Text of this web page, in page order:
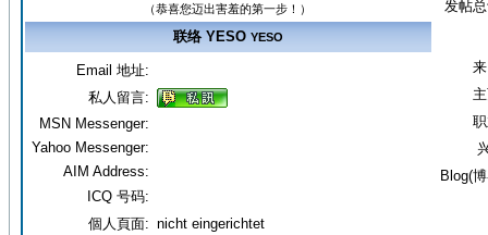
（恭喜您迈出害羞的第一步！）
发帖
Blog(
联络 YESO YESO
Email 地址:
私人留言:
MSN Messenger:
Yahoo Messenger:
AIM Address:
ICQ 号码:
個人頁面: nicht eingerichtet